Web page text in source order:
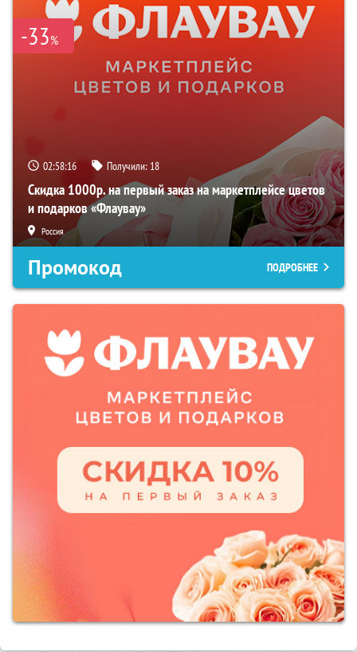
-33%
02:58:15 Получили: 18
Скидка 1000р. на первый заказ на маркетплейсе цветов
и подарков «Флаувау»
Россия
Промокод ПОДРОБНЕЕ